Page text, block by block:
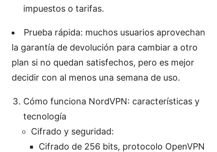
impuestos o tarifas.
Prueba rápida: muchos usuarios aprovechan
la garantía de devolución para cambiar a otro
plan si no quedan satisfechos, pero es mejor
decidir con al menos una semana de uso.
Cómo funciona NordVPN: características y
tecnología
Cifrado y seguridad:
Cifrado de 256 bits, protocolo OpenVPN